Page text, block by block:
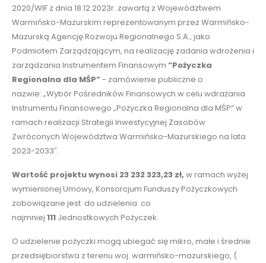
2020/WIF z dnia 18.12.2023r. zawartą z Województwem
Warmińsko-Mazurskim reprezentowanym przez Warmińsko-
Mazurską Agencję Rozwoju Regionalnego S.A., jako
Podmiotem Zarządzającym, na realizację zadania wdrożenia i
zarządzania Instrumentem Finansowym “Pożyczka
Regionalna dla MŚP”- zamówienie publiczne o
nazwie: „Wybór Pośredników Finansowych w celu wdrażania
Instrumentu Finansowego „Pożyczka Regionalna dla MŚP” w
ramach realizacji Strategii Inwestycyjnej Zasobów
Zwróconych Województwa Warmińsko-Mazurskiego na lata
2023-2033″.
Wartość projektu wynosi 23 232 323,23 zł, w ramach wyżej
wymienionej Umowy, Konsorcjum Funduszy Pożyczkowych
zobowiązane jest do udzielenia co
najmniej 111 Jednostkowych Pożyczek.
O udzielenie pożyczki mogą ubiegać się mikro, małe i średnie
przedsiębiorstwa z terenu woj. warmińsko-mazurskiego, (